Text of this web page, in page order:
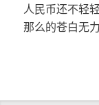
人民币还不轻
那么的苍白无力